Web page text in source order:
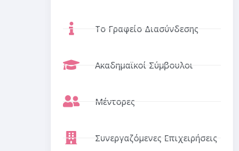
Το Γραφείο Διασύνδεσης
Ακαδημαϊκοί Σύμβουλοι
Μέντορες
Συνεργαζόμενες Επιχειρήσεις